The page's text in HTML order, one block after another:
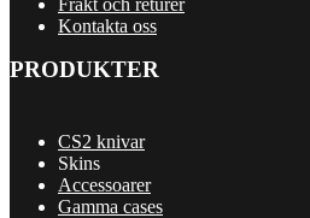
Kontakta oss
PRODUKTER
CS2 knivar
Skins
Accessoarer
Gamma cases